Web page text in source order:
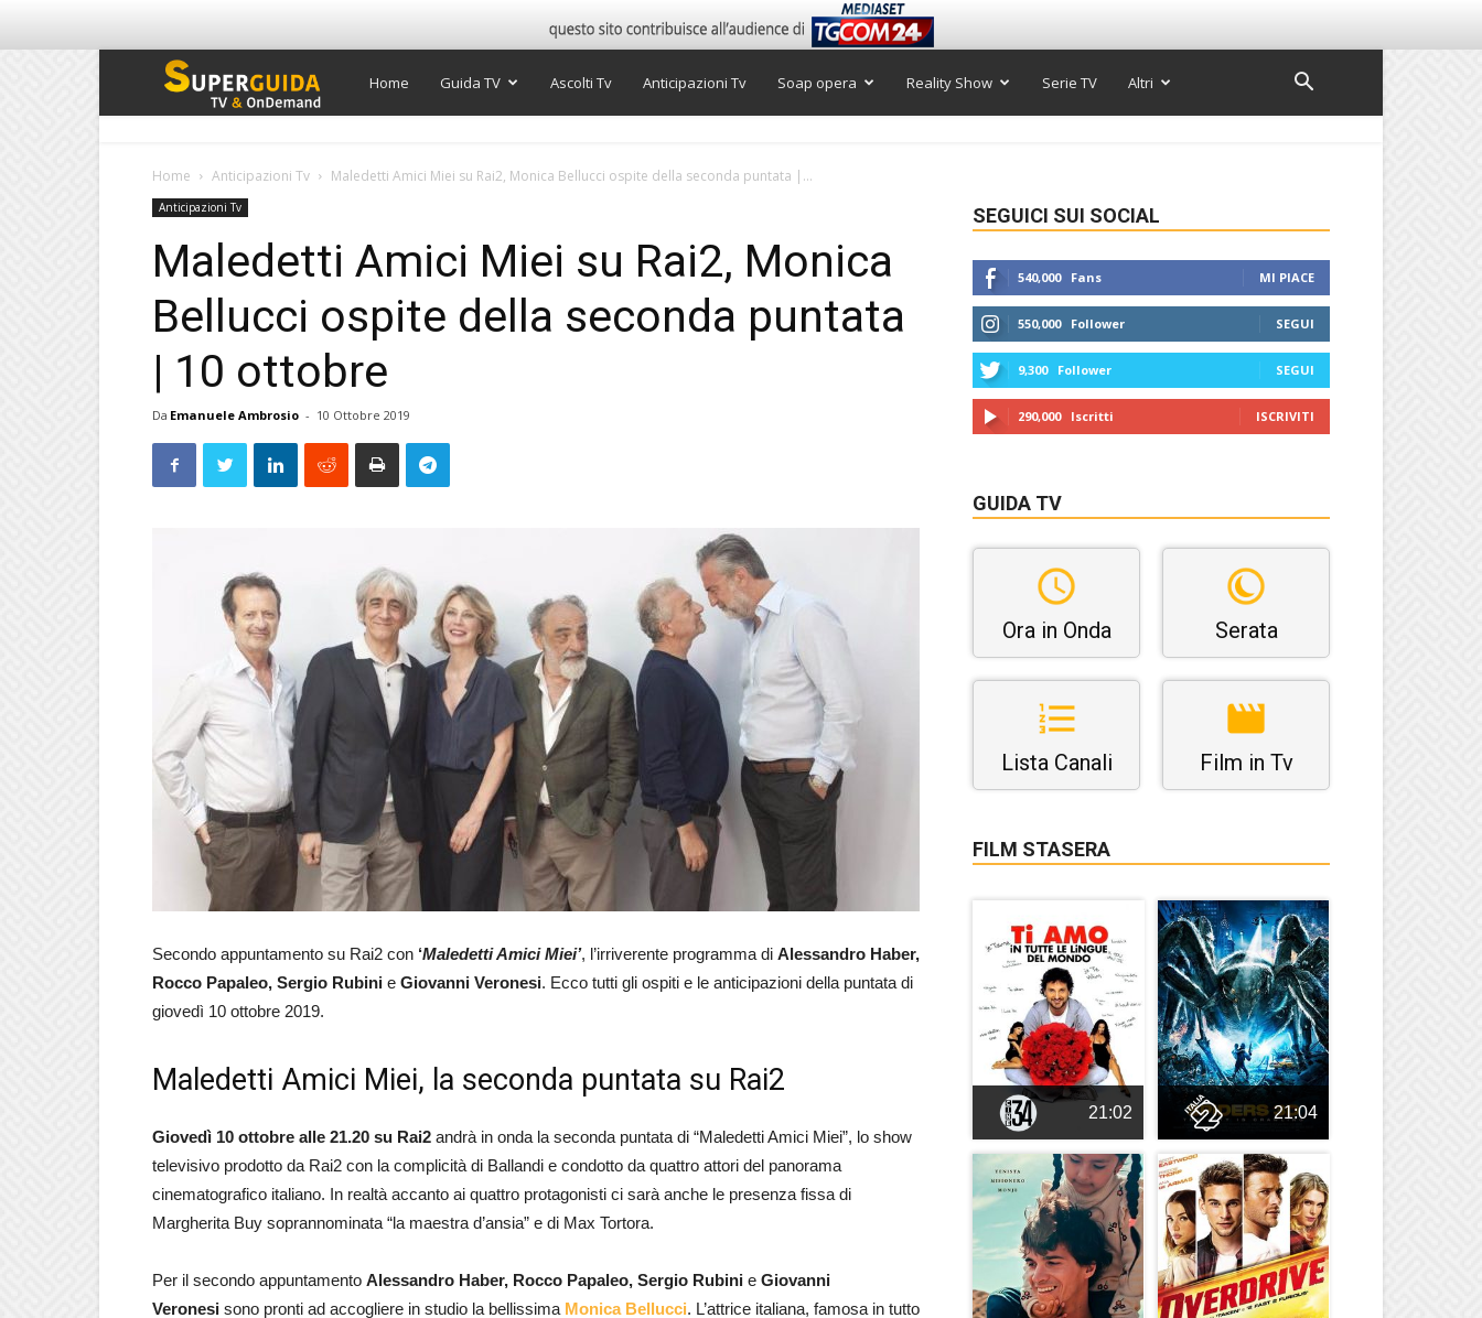
Super
Home Guida TV Ascolti Tv Anticipazioni Tv Soap opera Reality Show Serie TV Altri
Home Anticipazioni Tv Maledetti Amici Miei su Rai2, Monica Bellucci ospite della seconda puntata |...
Anticipazioni Tv
Maledetti Amici Miei su Rai2, Monica
Bellucci ospite della seconda puntata
| 10 ottobre
Da Emanuele Ambrosio - 10 Ottobre 2019
Secondo appuntamento su Rai2 con ‘Maledetti Amici Miei’, l’irriverente programma di Alessandro Haber,
Rocco Papaleo, Sergio Rubini e Giovanni Veronesi. Ecco tutti gli ospiti e le anticipazioni della puntata di
giovedì 10 ottobre 2019.
Maledetti Amici Miei, la seconda puntata su Rai2
Giovedì 10 ottobre alle 21.20 su Rai2 andrà in onda la seconda puntata di “Maledetti Amici Miei”, lo show
televisivo prodotto da Rai2 con la complicità di Ballandi e condotto da quattro attori del panorama
cinematografico italiano. In realtà accanto ai quattro protagonisti ci sarà anche le presenza fissa di
Margherita Buy soprannominata “la maestra d’ansia” e di Max Tortora.
Per il secondo appuntamento Alessandro Haber, Rocco Papaleo, Sergio Rubini e Giovanni
Veronesi sono pronti ad accogliere in studio la bellissima Monica Bellucci. L’attrice italiana, famosa in tutto
SEGUICI SUI SOCIAL
540,000 Fans MI PIACE
550,000 Follower SEGUI
9,300 Follower SEGUI
290,000 Iscritti ISCRIVITI
GUIDA TV
Ora in Onda Serata
Lista Canali Film in Tv
FILM STASERA
21:02 21:04